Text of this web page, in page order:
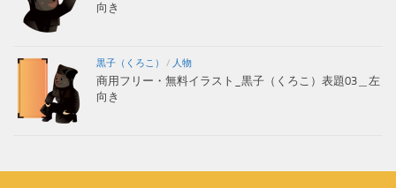
向き
黒子（くろこ） / 人物
商用フリー・無料イラスト_黒子（くろこ）表題03＿左
向き